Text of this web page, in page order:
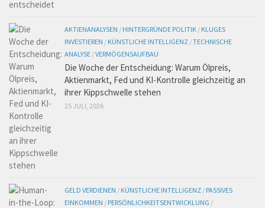
AKTIENANALYSEN / HINTERGRÜNDE POLITIK / KLUGES
INVESTIEREN / KÜNSTLICHE INTELLIGENZ /TECHNISCHE
ANALYSE /VERMÖGENSAUFBAU
Die Woche der Entscheidung: Warum Ölpreis,
Aktienmarkt, Fed und KI-Kontrolle gleichzeitig an
ihrer Kippschwelle stehen
25 JULI, 2026
GELD VERDIENEN / KÜNSTLICHE INTELLIGENZ / PASSIVES
EINKOMMEN / PERSÖNLICHKEITSENTWICKLUNG /